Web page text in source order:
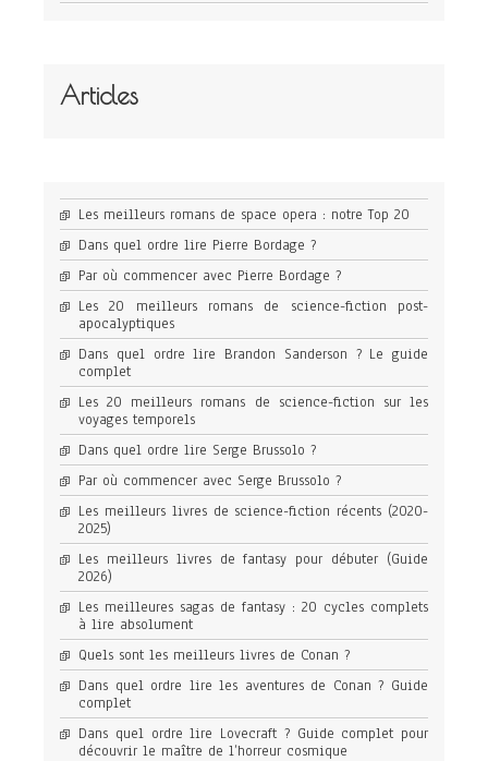
Articles
Les meilleurs romans de space opera : notre Top 20
Dans quel ordre lire Pierre Bordage ?
Par où commencer avec Pierre Bordage ?
Les 20 meilleurs romans de science-fiction post-
apocalyptiques
Dans quel ordre lire Brandon Sanderson ? Le guide
complet
Les 20 meilleurs romans de science-fiction sur les
voyages temporels
Dans quel ordre lire Serge Brussolo ?
Par où commencer avec Serge Brussolo ?
Les meilleurs livres de science-fiction récents (2020-
2025)
Les meilleurs livres de fantasy pour débuter (Guide
2026)
Les meilleures sagas de fantasy : 20 cycles complets
à lire absolument
Quels sont les meilleurs livres de Conan ?
Dans quel ordre lire les aventures de Conan ? Guide
complet
Dans quel ordre lire Lovecraft ? Guide complet pour
découvrir le maître de l’horreur cosmique